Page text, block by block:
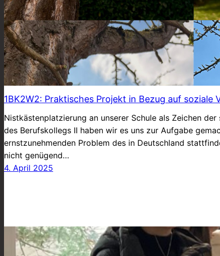
1BK2W2: Praktisches Projekt in Bezug auf soziale
Nistkästenplatzierung an unserer Schule als Zeichen
des Berufskollegs II haben wir es uns zur Aufgabe
ernstzunehmenden Problem des in Deutschland
nicht genügend…
4. April 2025